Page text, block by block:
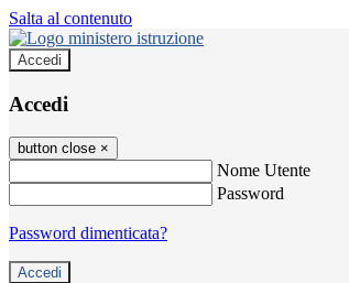
Salta al contenuto
Accedi
Accedi
button close ×
Nome Utente
Password
Password dimenticata?